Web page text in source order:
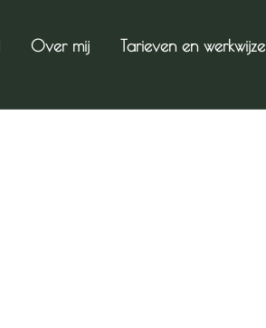
Over mij Tarieven en werkwijze